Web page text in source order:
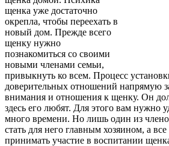
щенка уже достаточно
окрепла, чтобы переехать в
новый дом. Прежде всего
щенку нужно
познакомиться со своими
новыми членами семьи,
привыкнуть ко всем. Процесс
доверительных отношений напрямую
внимания и отношения к щенку. Он
здесь его любят. Для этого вам нужно
много времени. Но лишь один из
стать для него главным хозяином, а
принимать участие в воспитании